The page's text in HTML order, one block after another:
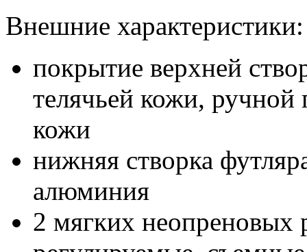
Внешние характеристики:
покрытие верхней
телячьей кожи, ручной
кожи
нижняя створка
алюминия
2 мягких неопреновых